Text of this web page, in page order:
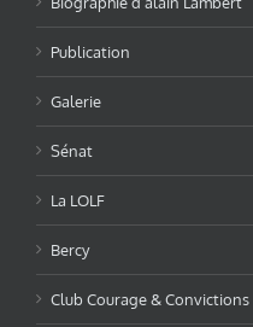
Publication
Galerie
Sénat
La LOLF
Bercy
Club Courage & Convictions